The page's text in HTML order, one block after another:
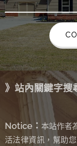
》站內關鍵字搜
Notice： 本站作者
活法律資訊，幫助